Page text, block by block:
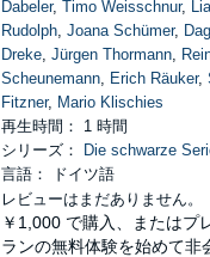
Dabeler, Timo Weisschnur,
Rudolph, Joana Schümer,
Dreke, Jürgen Thormann,
Scheunemann, Erich Räuker,
Fitzner, Mario Klischies
再生時間： 1 時間
シリーズ：
Die schwarze
言語： ドイツ語
レビューはまだありません。
￥1,000 で購入、またはプ
ランの無料体験を始めて非